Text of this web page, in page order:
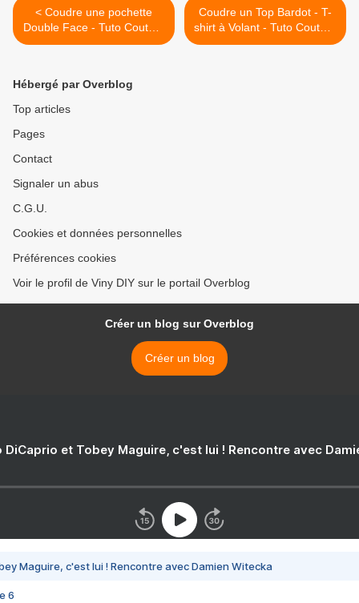
< Coudre une pochette
Double Face - Tuto Couture
Débutant - DIY
Coudre un Top Bardot - T-
shirt à Volant - Tuto Couture
DIY >
Hébergé par Overblog
Top articles
Pages
Contact
Signaler un abus
C.G.U.
Cookies et données personnelles
Préférences cookies
Voir le profil de Viny DIY sur le portail Overblog
Créer un blog sur Overblog
Créer un blog
DiCaprio et Tobey Maguire, c'est lui ! Rencontre avec
Maguire, c'est lui ! Rencontre avec Damien Witecka
6